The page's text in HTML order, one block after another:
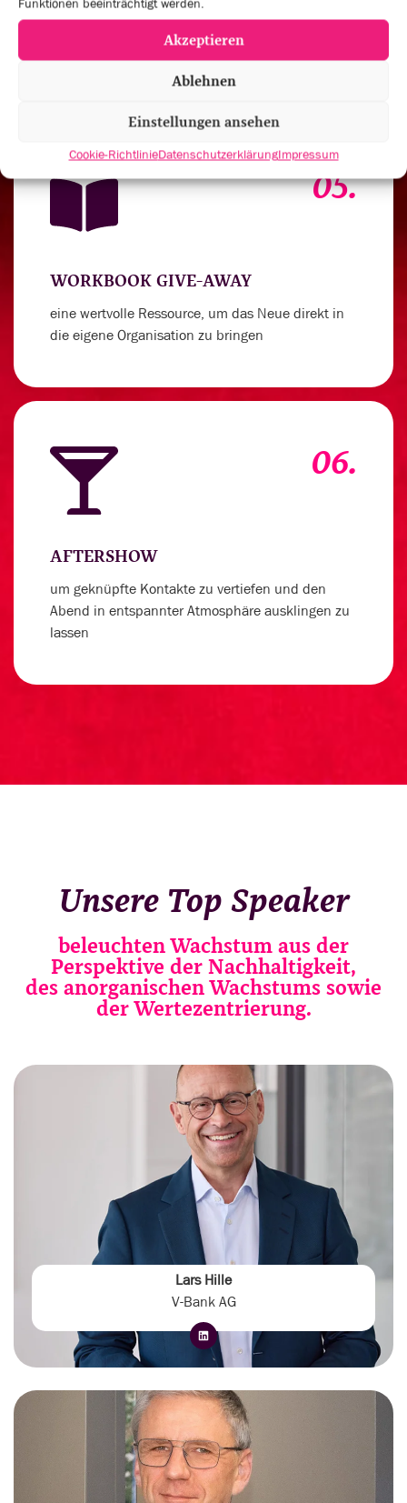
Akzeptieren
Ablehnen
Einstellungen ansehen
Cookie-RichtlinieDatenschutzerklärungImpressum
Leistungen anzukurbeln
05.
WORKBOOK GIVE-AWAY
eine wertvolle Ressource, um das Neue direkt in
die eigene Organisation zu bringen
06.
AFTERSHOW
um geknüpfte Kontakte zu vertiefen und den
Abend in entspannter Atmosphäre ausklingen zu
lassen
Unsere Top Speaker
beleuchten Wachstum aus der
Perspektive der Nachhaltigkeit,
des anorganischen Wachstums sowie
der Wertezentrierung.
Lars Hille
V-Bank AG